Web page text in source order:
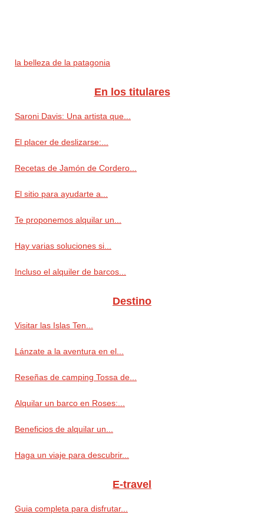
la belleza de la patagonia
En los titulares
Saroni Davis: Una artista que...
El placer de deslizarse:...
Recetas de Jamón de Cordero...
El sitio para ayudarte a...
Te proponemos alquilar un...
Hay varias soluciones si...
Incluso el alquiler de barcos...
Destino
Visitar las Islas Ten...
Lánzate a la aventura en el...
Reseñas de camping Tossa de...
Alquilar un barco en Roses:...
Beneficios de alquilar un...
Haga un viaje para descubrir...
E-travel
Guia completa para disfrutar...